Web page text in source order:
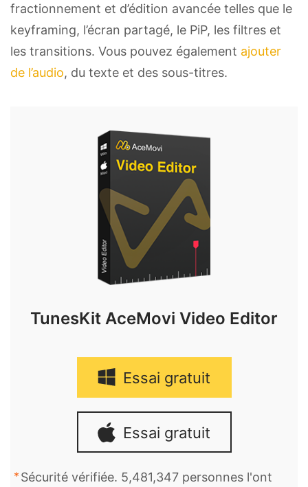
fractionnement et d’édition avancée telles que le
keyframing, l’écran partagé, le PiP, les filtres et
les transitions. Vous pouvez également ajouter
de l’audio, du texte et des sous-titres.
TunesKit AceMovi Video Editor
Essai gratuit
Essai gratuit
Sécurité vérifiée. 5,481,347 personnes l'ont